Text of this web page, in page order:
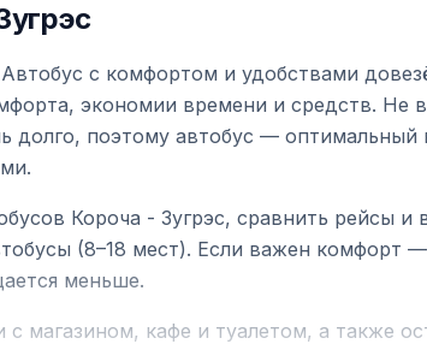
с комфортом и удобствами
экономии времени и средств. Не
долго, поэтому автобус —
Короча - Зугрэс, сравнить рейсы и
(8–18 мест). Если важен комфорт
меньше.
магазином, кафе и туалетом, а также